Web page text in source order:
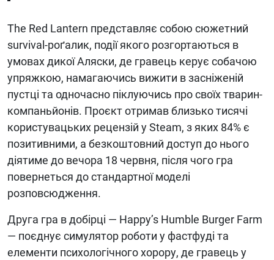
The Red Lantern представляє собою сюжетний
survival-роґалик, події якого розгортаються в
умовах дикої Аляски, де гравець керує собачою
упряжкою, намагаючись вижити в засніженій
пустці та одночасно піклуючись про своїх тварин-
компаньйонів. Проєкт отримав близько тисячі
користувацьких рецензій у Steam, з яких 84% є
позитивними, а безкоштовний доступ до нього
діятиме до вечора 18 червня, після чого гра
повернеться до стандартної моделі
розповсюдження.
Друга гра в добірці — Happy’s Humble Burger Farm
— поєднує симулятор роботи у фастфуді та
елементи психологічного хорору, де гравець у